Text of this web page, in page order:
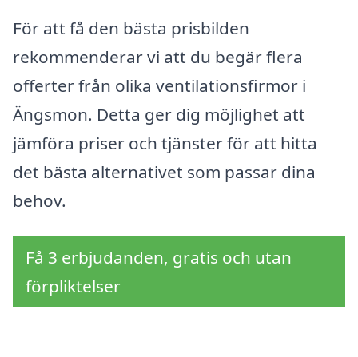
För att få den bästa prisbilden
rekommenderar vi att du begär flera
offerter från olika ventilationsfirmor i
Ängsmon. Detta ger dig möjlighet att
jämföra priser och tjänster för att hitta
det bästa alternativet som passar dina
behov.
Få 3 erbjudanden, gratis och utan
förpliktelser